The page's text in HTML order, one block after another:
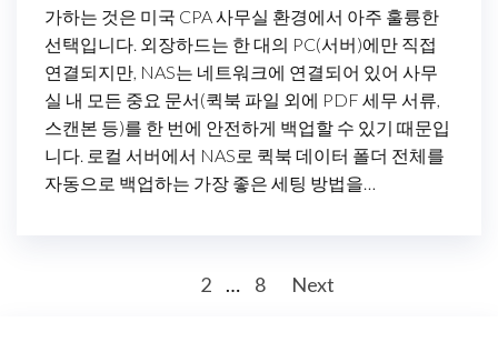
가하는 것은 미국 CPA 사무실 환경에서 아주 훌륭한
선택입니다. 외장하드는 한 대의 PC(서버)에만 직접
연결되지만, NAS는 네트워크에 연결되어 있어 사무
실 내 모든 중요 문서(퀵북 파일 외에 PDF 세무 서류,
스캔본 등)를 한 번에 안전하게 백업할 수 있기 때문입
니다. 로컬 서버에서 NAS로 퀵북 데이터 폴더 전체를
자동으로 백업하는 가장 좋은 세팅 방법을…
2 … 8 Next